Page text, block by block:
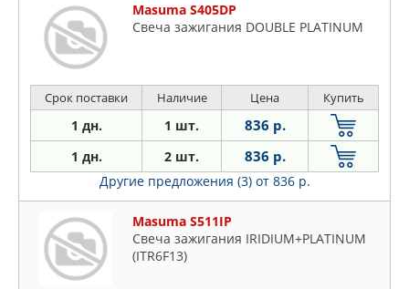
Masuma S405DP
Свеча зажигания DOUBLE PLATINUM
Срок поставки Наличие Цена Купить
1 дн. 1 шт. 836 р.
1 дн. 2 шт. 836 р.
Другие предложения (3) от 836 р.
Masuma S511IP
Свеча зажигания IRIDIUM+PLATINUM
(ITR6F13)